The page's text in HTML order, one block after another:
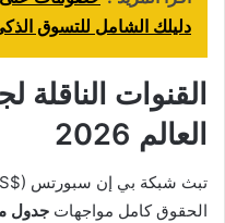
دليلك الشامل للتسوق
القنوات
العالم 2026
تبث شبكة بي إن سبورتس ($beIN\ SPORTS$
الحقوق كامل مواجهات جدول